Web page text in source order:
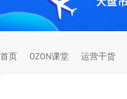
首页 OZON课堂 运营干货